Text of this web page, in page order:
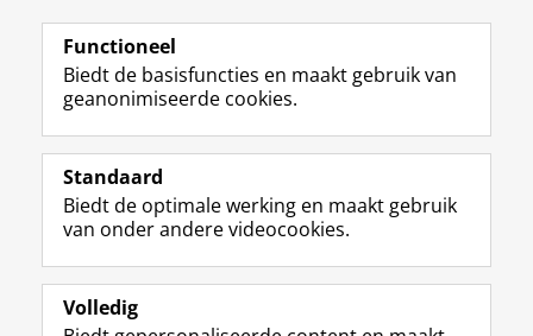
manier te reageren op economische en
maatschappelijke kwesties. Samen tillen wij
het leiderschap in uw organisatie naar een
Functioneel
Biedt de basisfuncties en maakt gebruik van
geanonimiseerde cookies.
Standaard
Biedt de optimale werking en maakt gebruik
van onder andere videocookies.
Volledig